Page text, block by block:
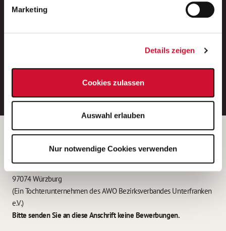
Marketing
Details zeigen
Cookies zulassen
Auswahl erlauben
Nur notwendige Cookies verwenden
E-Mail-Adresse eintragen
Betreiber der Webseite
Garitz Bewirtschaftungsbetriebe GmbH
Kantstraße 45a
97074 Würzburg
(Ein Tochterunternehmen des AWO Bezirksverbandes Unterfranken
e.V.)
Bitte senden Sie an diese Anschrift keine Bewerbungen.